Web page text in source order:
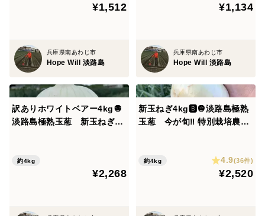
¥1,512
兵庫県南あわじ市
Hope Will 淡路島
¥1,134
兵庫県南あわじ市
Hope Will 淡路島
訳ありホワイトベアー4kg🧅
淡路島極熟玉葱 新玉ねぎ
約4kg
¥2,268
新玉ねぎ4kg🅱️🧅淡路島極熟
玉葱 今が旬‼️ 特別栽培農産
約4kg 4.9(36件)
¥2,520